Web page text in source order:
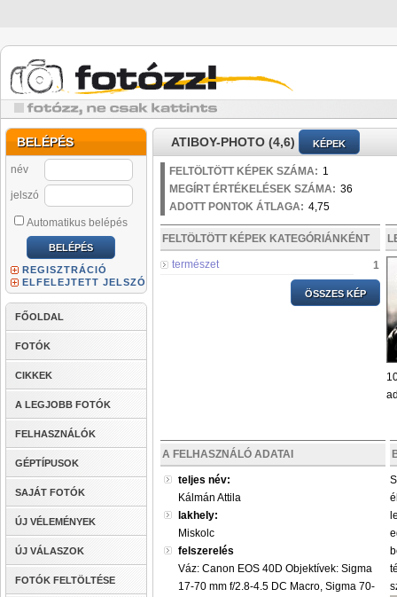
BELÉPÉS
név
jelszó
Automatikus belépés
REGISZTRÁCIÓ
ELFELEJTETT JELSZÓ
FŐOLDAL
FOTÓK
CIKKEK
A LEGJOBB FOTÓK
FELHASZNÁLÓK
GÉPTÍPUSOK
SAJÁT FOTÓK
ÚJ VÉLEMÉNYEK
ÚJ VÁLASZOK
FOTÓK FELTÖLTÉSE
ATIBOY-PHOTO (4,6) KÉPEK
FELTÖLTÖTT KÉPEK SZÁMA: 1
MEGÍRT ÉRTÉKELÉSEK SZÁMA: 36
ADOTT PONTOK ÁTLAGA: 4,75
FELTÖLTÖTT KÉPEK KATEGÓRIÁNKÉNT
természet 1
ÖSSZES KÉP
A FELHASZNÁLÓ ADATAI
teljes név:
Kálmán Attila
lakhely:
Miskolc
felszerelés
Váz: Canon EOS 40D Objektívek: Sigma
17-70 mm f/2.8-4.5 DC Macro, Sigma 70-